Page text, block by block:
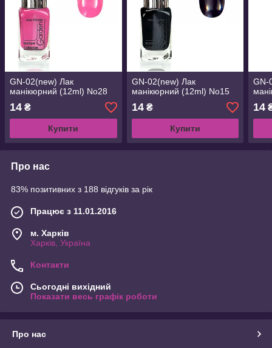
GN-02(new) Лак
манікюрний (12ml) No28
14 ₴
Купити
GN-02(new) Лак
манікюрний (12ml) No15
14₴
Купити
GN-
14
Про нас
83% позитивних з 188 відгуків за рік
Працює з 11.01.2016
м. Харків
Харків, Україна
Контакти
Сьогодні вихідний
Показати весь графік роботи
Про нас